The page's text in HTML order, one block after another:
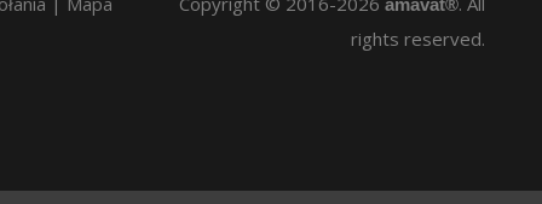
amavat®
rights reserved.